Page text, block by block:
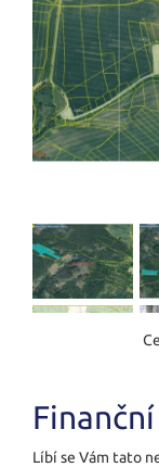
Líbí se Vám tato